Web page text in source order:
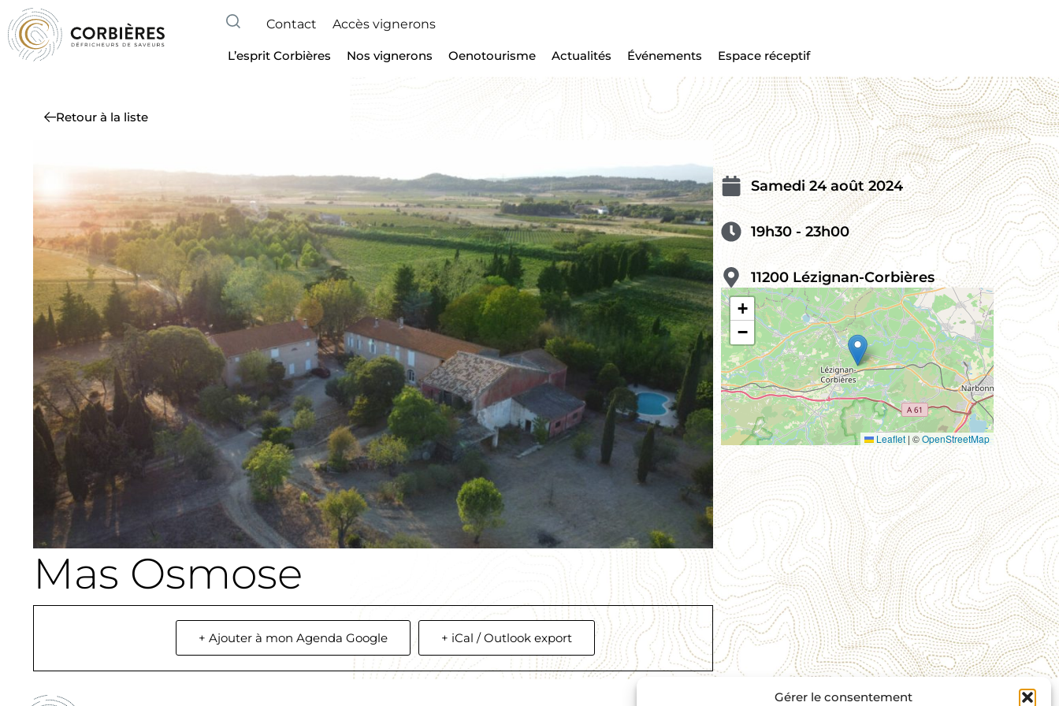
Gérer le consentement
Contact Accès vignerons
L’esprit Corbières Nos vignerons Oenotourisme Actualités Événements Espace réceptif
Retour à la liste
Mas Osmose
+ Ajouter à mon Agenda Google + iCal / Outlook export
Samedi 24 août 2024
19h30 - 23h00
11200 Lézignan-Corbières
+
−
Leaflet | ©OpenStreetMap